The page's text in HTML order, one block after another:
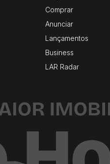
Comprar
Anunciar
Lançamentos
Business
LAR Radar